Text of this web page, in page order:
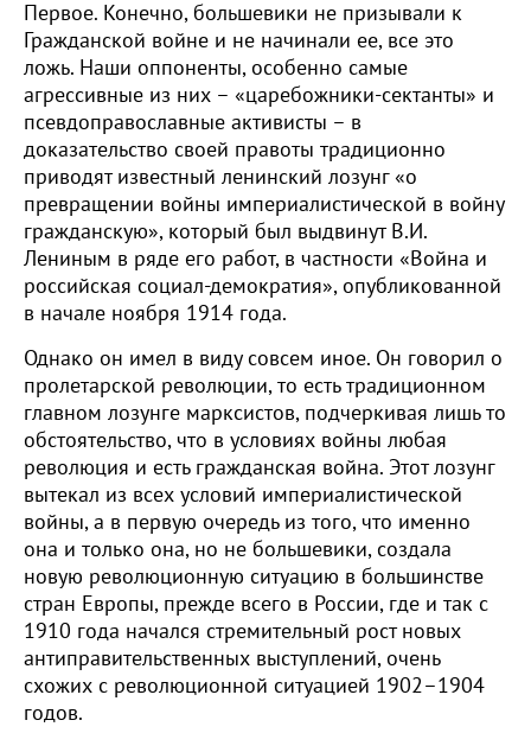
Первое. Конечно, большевики не призывали к
Гражданской войне и не начинали ее, все это
ложь. Наши оппоненты, особенно самые
агрессивные из них – «царебожники-сектанты» и
псевдоправославные активисты – в
доказательство своей правоты традиционно
приводят известный ленинский лозунг «о
превращении войны империалистической в войну
гражданскую», который был выдвинут В.И.
Лениным в ряде его работ, в частности «Война и
российская социал-демократия», опубликованной
в начале ноября 1914 года.
Однако он имел в виду совсем иное. Он говорил о
пролетарской революции, то есть традиционном
главном лозунге марксистов, подчеркивая лишь то
обстоятельство, что в условиях войны любая
революция и есть гражданская война. Этот лозунг
вытекал из всех условий империалистической
войны, а в первую очередь из того, что именно
она и только она, но не большевики, создала
новую революционную ситуацию в большинстве
стран Европы, прежде всего в России, где и так с
1910 года начался стремительный рост новых
антиправительственных выступлений, очень
схожих с революционной ситуацией 1902–1904
годов.